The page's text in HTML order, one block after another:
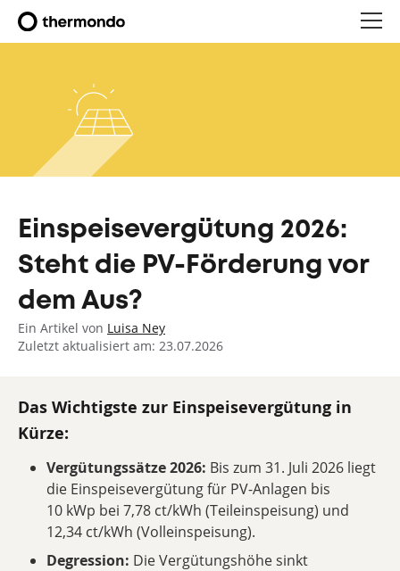
Einspeisevergütung 2026:
Steht die PV-Förderung vor
dem Aus?
Ein Artikel von Luisa Ney
Zuletzt aktualisiert am: 23.07.2026
Das Wichtigste zur Einspeisevergütung in
Kürze:
Vergütungssätze 2026: Bis zum 31. Juli 2026 liegt
die Einspeisevergütung für PV-Anlagen bis
10 kWp bei 7,78 ct/kWh (Teileinspeisung) und
12,34 ct/kWh (Volleinspeisung).
Degression: Die Vergütungshöhe sinkt